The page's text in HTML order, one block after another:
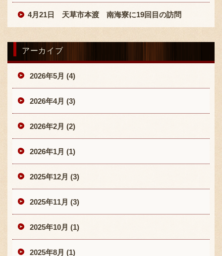
4月21日 天草市本渡 南海寮に19回目の訪問
アーカイブ
2026年5月 (4)
2026年4月 (3)
2026年2月 (2)
2026年1月 (1)
2025年12月 (3)
2025年11月 (3)
2025年10月 (1)
2025年8月 (1)